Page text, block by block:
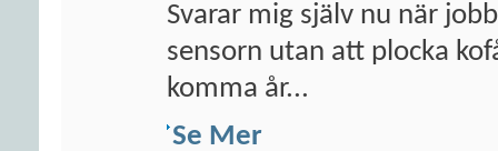
Svarar mig själv nu när
sensorn utan att plocka
komma år...
Se Mer